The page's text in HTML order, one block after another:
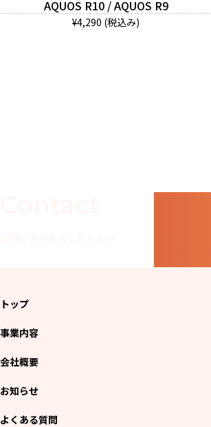
AQUOS R10 / AQUOS R9
¥4,290 (税込み)
トップ
事業内容
会社概要
お知らせ
よくある質問